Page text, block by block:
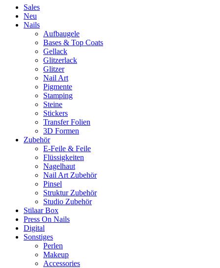
Sales
Neu
Nails
Aufbaugele
Bases & Top Coats
Gellack
Glitzerlack
Glitzer
Nail Art
Pigmente
Stamping
Steine
Stickers
Transfer Folien
3D Formen
Zubehör
E-Feile & Feile
Flüssigkeiten
Nagelhaut
Nail Art Zubehör
Pinsel
Struktur Zubehör
Studio Zubehör
Stilaar Box
Press On Nails
Digital
Sonstiges
Perlen
Makeup
Accessories